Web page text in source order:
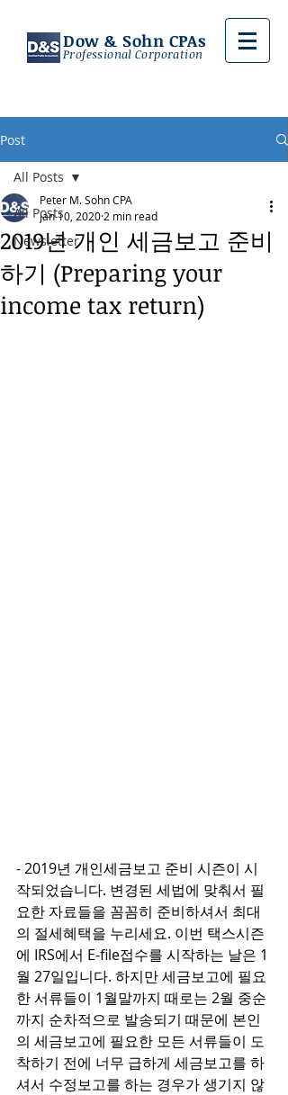
Dow & Sohn CPAs
Professional Corporation
Post
All Posts
Newsletter
All Posts
2019년 개인 세금보고 준비
하기 (Preparing your
income tax return)
Peter M. Sohn CPA
Jan 10, 2020 2 min read
- 2019년 개인세금보고 준비 시즌이 시
작되었습니다. 변경된 세법에 맞춰서 필
요한 자료들을 꼼꼼히 준비하셔서 최대
의 절세혜택을 누리세요. 이번 택스시즌
에 IRS에서 E-file접수를 시작하는 날은 1
월 27일입니다. 하지만 세금보고에 필요
한 서류들이 1월말까지 때로는 2월 중순
까지 순차적으로 발송되기 때문에 본인
의 세금보고에 필요한 모든 서류들이 도
착하기 전에 너무 급하게 세금보고를 하
셔서 수정보고를 하는 경우가 생기지 않